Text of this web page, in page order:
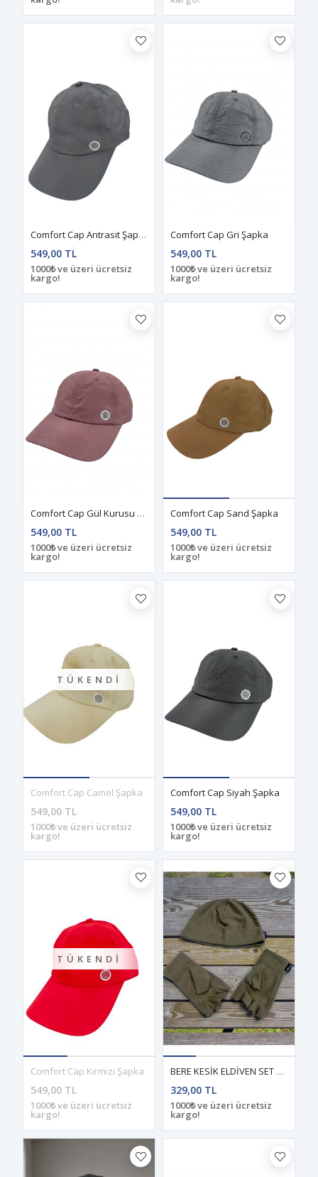
Comfort Cap Antrasit Şapka
549,00 TL
1000₺ ve üzeri ücretsiz
kargo!
Comfort Cap Gri Şapka
549,00 TL
1000₺ ve üzeri ücretsiz
kargo!
Comfort Cap Gül Kurusu Şapka
549,00 TL
1000₺ ve üzeri ücretsiz
kargo!
Comfort Cap Sand Şapka
549,00 TL
1000₺ ve üzeri ücretsiz
kargo!
TÜKENDI
Comfort Cap Camel Şapka
549,00 TL
1000₺ ve üzeri ücretsiz
kargo!
Comfort Cap Siyah Şapka
549,00 TL
1000₺ ve üzeri ücretsiz
kargo!
TÜKENDI
Comfort Cap Kırmızı Şapka
549,00 TL
1000₺ ve üzeri ücretsiz
kargo!
BERE KESİK ELDİVEN SET SAND
329,00 TL
1000₺ ve üzeri ücretsiz
kargo!